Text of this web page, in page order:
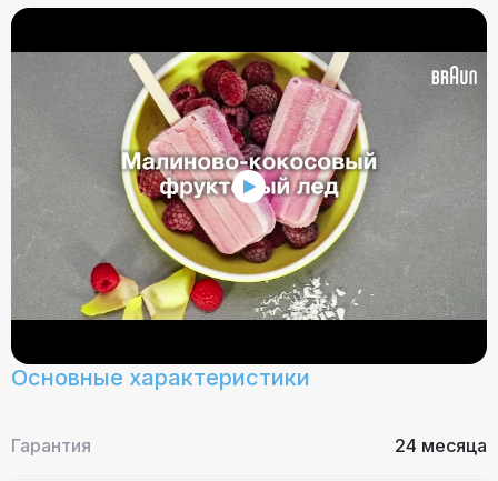
Основные характеристики
Гарантия 24 месяца